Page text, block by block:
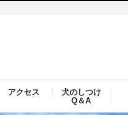
アクセス
犬のしつけ
Q＆A